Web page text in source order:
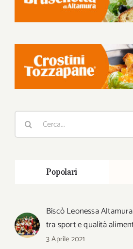
Cerca
Popolari
Biscò Leonessa
tra sport e qualità
3 Aprile 2021